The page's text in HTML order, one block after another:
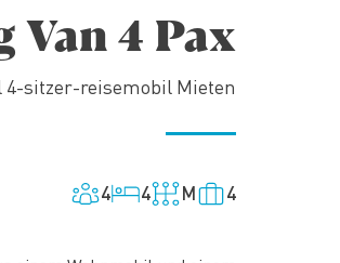
Van 4 Pax
sitzer-reisemobil Mieten
4 4 M 4